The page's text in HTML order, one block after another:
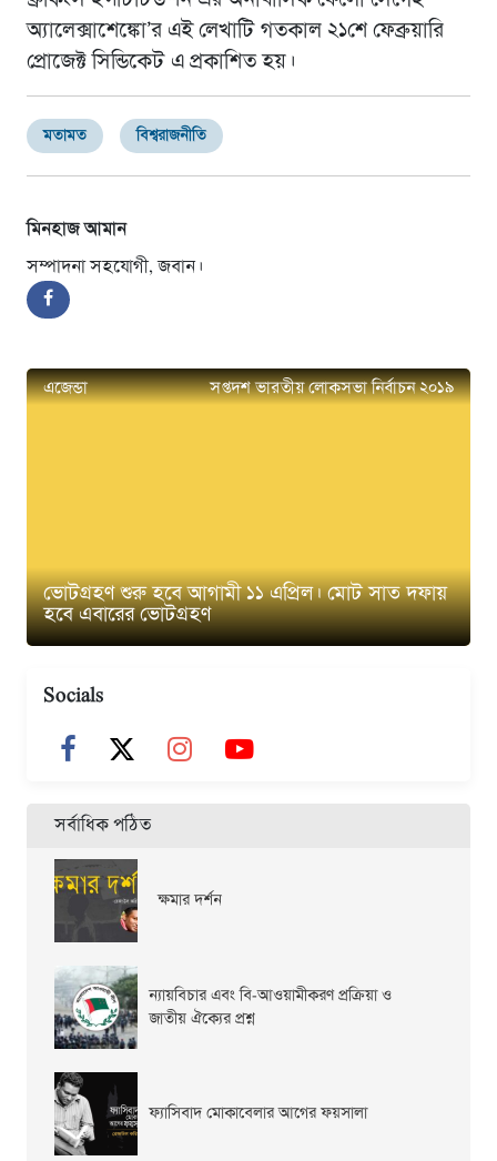
অ্যালেক্সাশেঙ্কো’র এই লেখাটি গতকাল ২১শে ফেব্রুয়ারি
প্রোজেক্ট সিন্ডিকেট এ প্রকাশিত হয়।
মতামত বিশ্বরাজনীতি
মিনহাজ আমান
সম্পাদনা সহযোগী, জবান।
এজেন্ডা সপ্তদশ ভারতীয় লোকসভা নির্বাচন ২০১৯
ভোটগ্রহণ শুরু হবে আগামী ১১ এপ্রিল। মোট সাত দফায়
হবে এবারের ভোটগ্রহণ
Socials
সর্বাধিক পঠিত
ক্ষমার দর্শন
ন্যায়বিচার এবং বি-আওয়ামীকরণ প্রক্রিয়া ও
জাতীয় ঐক্যের প্রশ্ন
ফ্যাসিবাদ মোকাবেলার আগের ফয়সালা